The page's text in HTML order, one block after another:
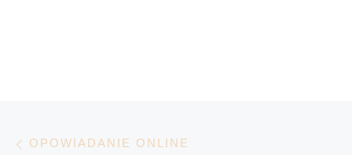
Nawigacja wpisu
OPOWIADANIE ONLINE